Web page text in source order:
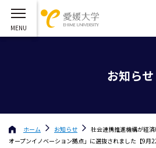
お知らせ
ホーム お知らせ
社会連携推進機構が経
オープンイノベーション拠点」に選抜されました【9月